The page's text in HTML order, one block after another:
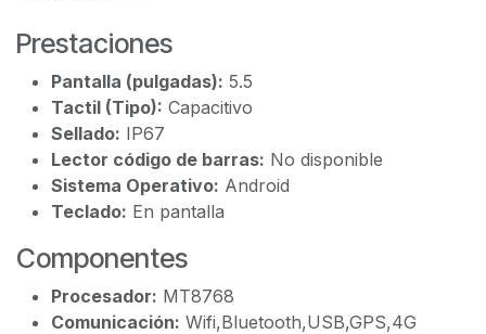
Prestaciones
Pantalla (pulgadas): 5.5
Tactil (Tipo): Capacitivo
Sellado: IP67
Lector código de barras: No disponible
Sistema Operativo: Android
Teclado: En pantalla
Componentes
Procesador: MT8768
Comunicación: Wifi,Bluetooth,USB,GPS,4G